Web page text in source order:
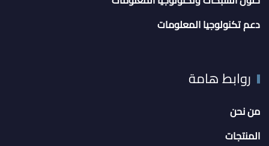
دعم تكنولوجيا المعلومات
روابط هامة
من نحن
المنتجات